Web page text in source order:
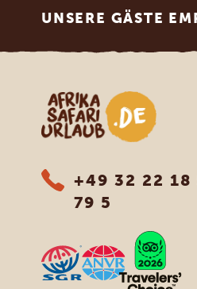
UNSERE GÄSTE
Afrika Safari Urlaub
+49 32 22 18
79 5